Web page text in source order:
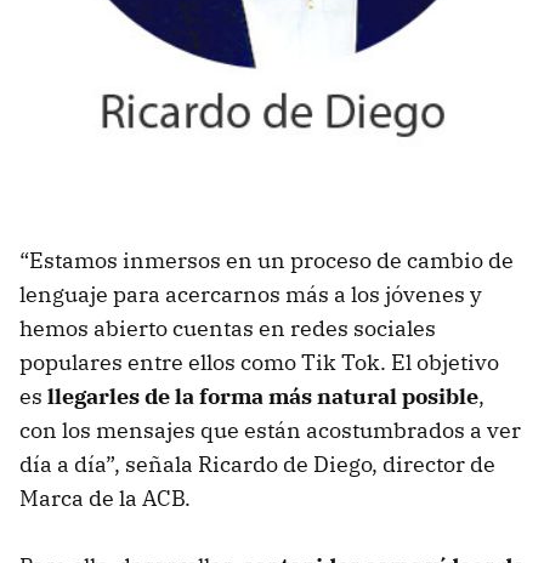
“Estamos inmersos en un proceso de cambio de
lenguaje para acercarnos más a los jóvenes y
hemos abierto cuentas en redes sociales
populares entre ellos como Tik Tok. El objetivo
es llegarles de la forma más natural posible,
con los mensajes que están acostumbrados a ver
día a día”, señala Ricardo de Diego, director de
Marca de la ACB.